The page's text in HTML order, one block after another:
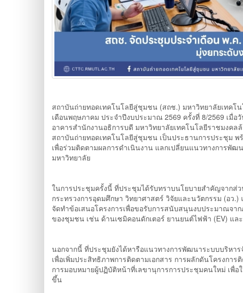
สถาบันถ่ายทอดเทคโนโลยีสู่ชุมชน (สถช.) มหาวิทยาลัยเทค
เดือนพฤษภาคม ประจำปีงบประมาณ 2569 ครั้งที่ 8/2569 เมื่
อาคารสำนักงานอธิการบดี มหาวิทยาลัยเทคโนโลยีราชมงคล
สถาบันถ่ายทอดเทคโนโลยีสู่ชุมชน เป็นประธานการประชุม
เพื่อร่วมติดตามผลการดำเนินงาน แลกเปลี่ยนแนวทางการพั
มหาวิทยาลัย
ในการประชุมครั้งนี้ ที่ประชุมได้รับทราบนโยบายสำคัญจากส่
กระทรวงการอุดมศึกษา วิทยาศาสตร์ วิจัยและนวัตกรรม (อว
จัดทำข้อเสนอโครงการเพื่อขอรับการสนับสนุนงบประมาณจา
ของชุมชน เช่น ด้านเซมิคอนดักเตอร์ ยานยนต์ไฟฟ้า (EV) แล
นอกจากนี้ ที่ประชุมยังได้หารือแนวทางการพัฒนาระบบบริหา
เพื่อเพิ่มประสิทธิภาพการติดตามเอกสาร การผลักดันโครงกา
การมอบหมายผู้ปฏิบัติหน้าที่เลขานุการการประชุมคนใหม่ เพื่
ขึ้น